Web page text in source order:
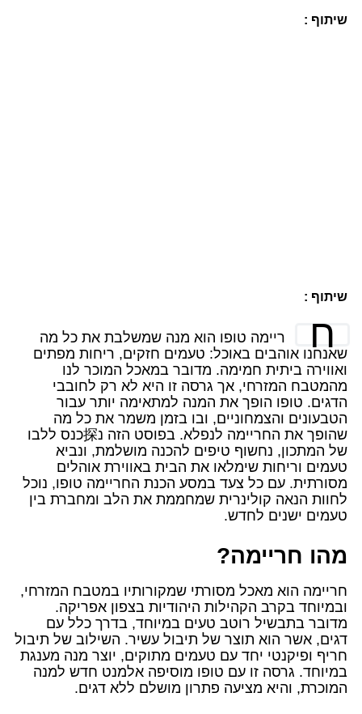
שיתוף :
שיתוף :
ח
ריימה טופו הוא מנה שמשלבת את כל מה
שאנחנו אוהבים באוכל: טעמים חזקים, ריחות מפתים
ואווירה ביתית חמימה. מדובר במאכל המוכר לנו
מהמטבח המזרחי, אך גרסה זו היא לא רק לחובבי
הדגים. טופו הופך את המנה למתאימה יותר עבור
הטבעונים והצמחוניים, ובו בזמן משמר את כל מה
שהופך את החריימה לנפלא. בפוסט הזה נ探כנס ללבו
של המתכון, נחשוף טיפים להכנה מושלמת, ונביא
טעמים וריחות שימלאו את הבית באווירת אוהלים
מסורתית. עם כל צעד במסע הכנת החריימה טופו, נוכל
לחוות הנאה קולינרית שמחממת את הלב ומחברת בין
טעמים ישנים לחדש.
מהו חריימה?
חריימה הוא מאכל מסורתי שמקורותיו במטבח המזרחי,
ובמיוחד בקרב הקהילות היהודיות בצפון אפריקה.
מדובר בתבשיל רוטב טעים במיוחד, בדרך כלל עם
דגים, אשר הוא תוצר של תיבול עשיר. השילוב של תיבול
חריף ופיקנטי יחד עם טעמים מתוקים, יוצר מנה מענגת
במיוחד. גרסה זו עם טופו מוסיפה אלמנט חדש למנה
המוכרת, והיא מציעה פתרון מושלם ללא דגים.